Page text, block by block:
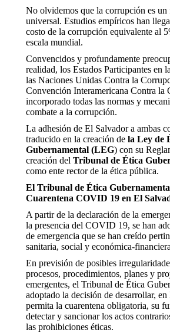
No olvidemos que la corrupción es un
universal. Estudios empíricos han
costo de la corrupción equivalente al
escala mundial.
Convencidos y profundamente
realidad, los Estados Participantes en
las Naciones Unidas Contra la
Convención Interamericana Contra la
incorporado todas las normas y
combate a la corrupción.
La adhesión de El Salvador a ambas
traducido en la creación de la Ley de
Gubernamental (LEG) con su
creación del Tribunal de Ética
como ente rector de la ética pública.
El Tribunal de Ética
Cuarentena COVID 19 en El
A partir de la declaración de la
la presencia del COVID 19, se han
de emergencia que se han creído
sanitaria, social y económica-
En previsión de posibles
procesos, procedimientos, planes y
emergentes, el Tribunal de Ética
adoptado la decisión de desarrollar,
permita la cuarentena obligatoria, su
detectar y sancionar los actos
las prohibiciones éticas.